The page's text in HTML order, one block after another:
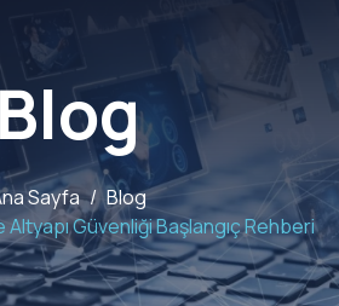
Blog
Sayfa
Blog
Güvenliği Başlangıç Rehberi